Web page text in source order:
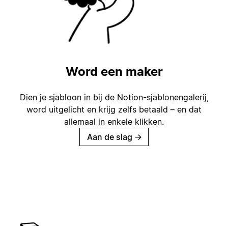
Word een maker
Dien je sjabloon in bij de Notion-sjablonengalerij,
word uitgelicht en krijg zelfs betaald – en dat
allemaal in enkele klikken.
Aan de slag →